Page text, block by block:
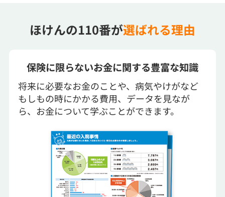
ほけんの110番が選ばれる理由
将来に必要なお金のことや、病気やけがなど
もしもの時にかかる費用、データを見なが
ら、お金について学ぶことができます。
保険に限らないお金に関する豊富な知識